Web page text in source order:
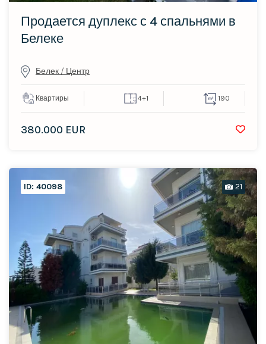
Продается дуплекс с 4 спальнями в
Белеке
Белек / Центр
Квартиры 4+1 190
380.000 EUR
21
ID: 40098